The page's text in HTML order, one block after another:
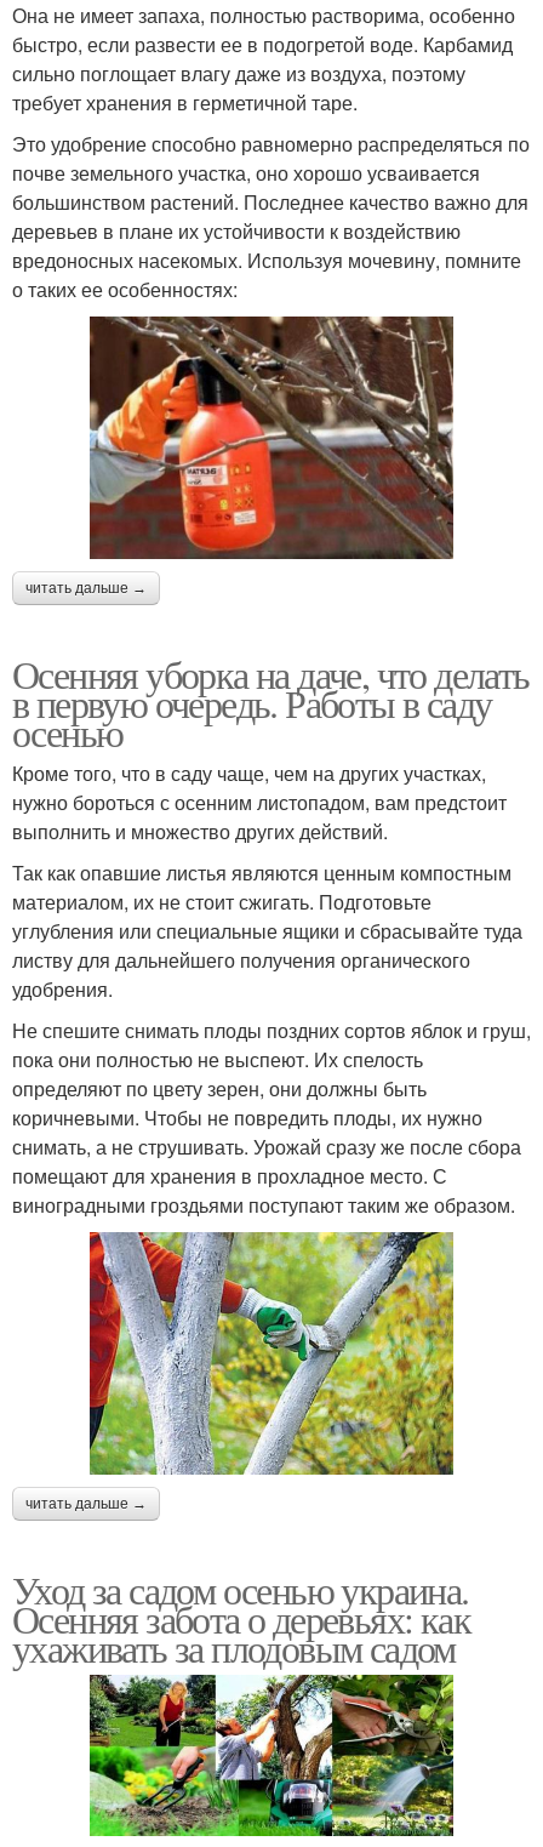
Она не имеет запаха, полностью растворима, особенно
быстро, если развести ее в подогретой воде. Карбамид
сильно поглощает влагу даже из воздуха, поэтому
требует хранения в герметичной таре.
Это удобрение способно равномерно распределяться по
почве земельного участка, оно хорошо усваивается
большинством растений. Последнее качество важно для
деревьев в плане их устойчивости к воздействию
вредоносных насекомых. Используя мочевину, помните
о таких ее особенностях:
читать дальше →
Осенняя уборка на даче, что делать
в первую очередь. Работы в саду
осенью
Кроме того, что в саду чаще, чем на других участках,
нужно бороться с осенним листопадом, вам предстоит
выполнить и множество других действий.
Так как опавшие листья являются ценным компостным
материалом, их не стоит сжигать. Подготовьте
углубления или специальные ящики и сбрасывайте туда
листву для дальнейшего получения органического
удобрения.
Не спешите снимать плоды поздних сортов яблок и груш,
пока они полностью не выспеют. Их спелость
определяют по цвету зерен, они должны быть
коричневыми. Чтобы не повредить плоды, их нужно
снимать, а не струшивать. Урожай сразу же после сбора
помещают для хранения в прохладное место. С
виноградными гроздьями поступают таким же образом.
читать дальше →
Уход за садом осенью украина.
Осенняя забота о деревьях: как
ухаживать за плодовым садом